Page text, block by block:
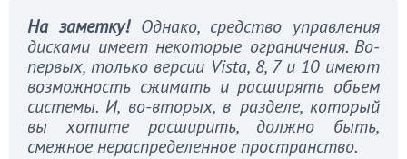
На заметку!Однако, средство управления
дисками имеет некоторые ограничения. Во-
первых, только версии Vista, 8, 7 и 10 имеют
возможность сжимать и расширять объем
системы. И, во-вторых, в разделе, который
вы хотите расширить, должно быть,
смежное нераспределенное пространство.